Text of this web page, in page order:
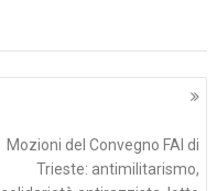
Mozioni del Convegno FAI di
Trieste: antimilitarismo,